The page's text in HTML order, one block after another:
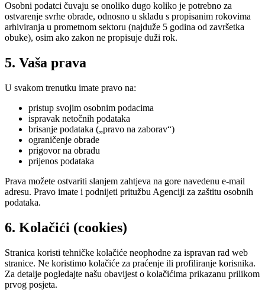
Osobni podatci čuvaju se onoliko dugo koliko je potrebno za
ostvarenje svrhe obrade, odnosno u skladu s propisanim rokovima
arhiviranja u prometnom sektoru (najduže 5 godina od završetka
obuke), osim ako zakon ne propisuje duži rok.
5. Vaša prava
U svakom trenutku imate pravo na:
pristup svojim osobnim podacima
ispravak netočnih podataka
brisanje podataka („pravo na zaborav“)
ograničenje obrade
prigovor na obradu
prijenos podataka
Prava možete ostvariti slanjem zahtjeva na gore navedenu e-mail
adresu. Pravo imate i podnijeti pritužbu Agenciji za zaštitu osobnih
podataka.
6. Kolačići (cookies)
Stranica koristi tehničke kolačiće neophodne za ispravan rad web
stranice. Ne koristimo kolačiće za praćenje ili profiliranje korisnika.
Za detalje pogledajte našu obavijest o kolačićima prikazanu prilikom
prvog posjeta.